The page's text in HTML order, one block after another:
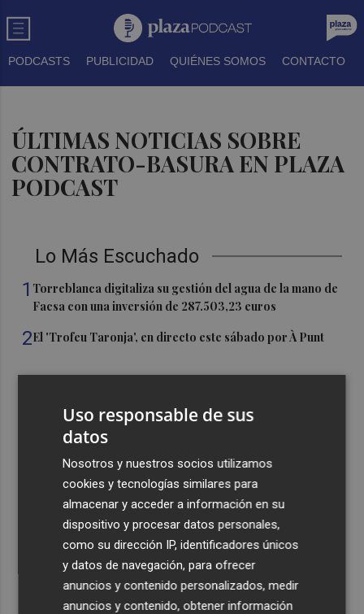
PODCASTS PUBLICIDAD QUIÉNES SOMOS CONTACTO
ÚLTIMAS NOTICIAS SOBRE
CONTRATO-BASURA EN PLAZA
PODCAST
Lo Más Escuchado
1 Torreblanca digitaliza su gestión del agua de la mano de
Facsa con una inversión de 287.503,23 euros
2El 'Trofeu Taronja', en directo este sábado por À Punt
El PSPV denuncia que Carrasco "perdona 2 de cada 3
Ignite reunirá 35 ponencias, 15 pósteres y expertos
internacionales para analizar el futuro de la industria
cerámica
Uso responsable de sus
datos
Nosotros y nuestros socios utilizamos
cookies y tecnologías similares para
almacenar y acceder a información en su
dispositivo y procesar datos personales,
como su dirección IP, identificadores únicos
y datos de navegación, para ofrecer
anuncios y contenido personalizados, medir
anuncios y contenido, obtener información